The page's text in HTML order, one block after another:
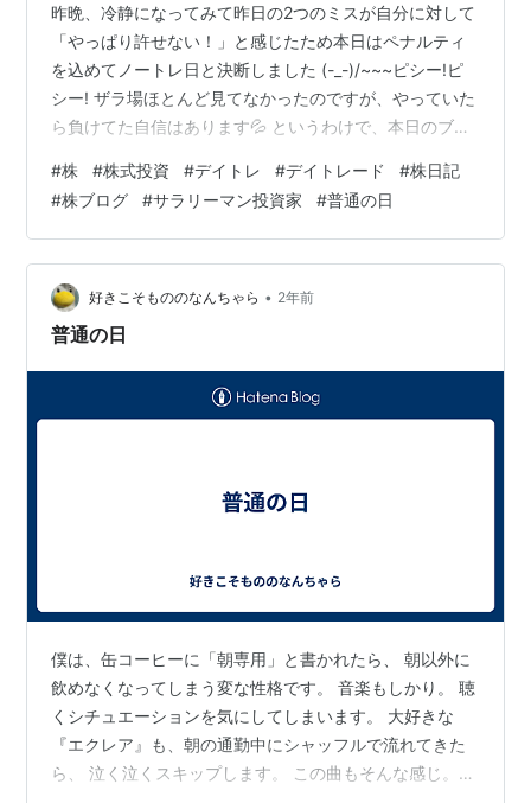
昨晩、冷静になってみて昨日の2つのミスが自分に対して
「やっぱり許せない！」と感じたため本日はペナルティ
を込めてノートレ日と決断しました (-_-)/~~~ピシー!ピ
シー! ザラ場ほとんど見てなかったのですが、やっていた
ら負けてた自信はあります💦 というわけで、本日のブロ
どう過ごしていたのか？いつもの冒頭ネタを大きくした
感じで書いていきますｗ ゴルフさんの普通の日 仕事の予
定は特になかったのですが、甘えでスマホチェックに走
らないよう電波が悪い田舎エリア担当の、アンちゃん後
輩と一日同行を宣言しました (・ω・)ノ この後輩とは、
自分から指名して一緒…
#株 #株式投資 #デイトレ #デイトレード #株日記
#株ブログ #サラリーマン投資家 #普通の日
好きこそもののなんちゃら • 2年前
普通の日
僕は、缶コーヒーに「朝専用」と書かれたら、 朝以外に
飲めなくなってしまう変な性格です。 音楽もしかり。 聴
くシチュエーションを気にしてしまいます。 大好きな
『エクレア』も、朝の通勤中にシャッフルで流れてきた
ら、 泣く泣くスキップします。 この曲もそんな感じ。仕